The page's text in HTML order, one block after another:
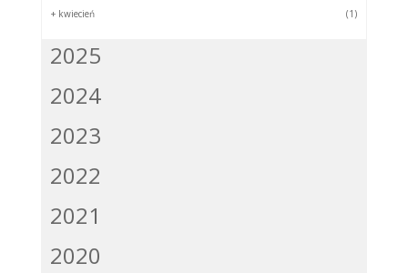
+ kwiecień (1)
2025
2024
2023
2022
2021
2020